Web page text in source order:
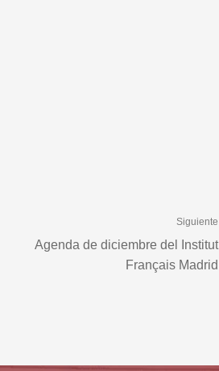
Siguiente
Agenda de diciembre del Institut
Français Madrid